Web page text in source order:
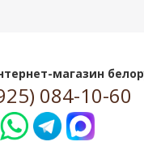
магазин
084-10-60